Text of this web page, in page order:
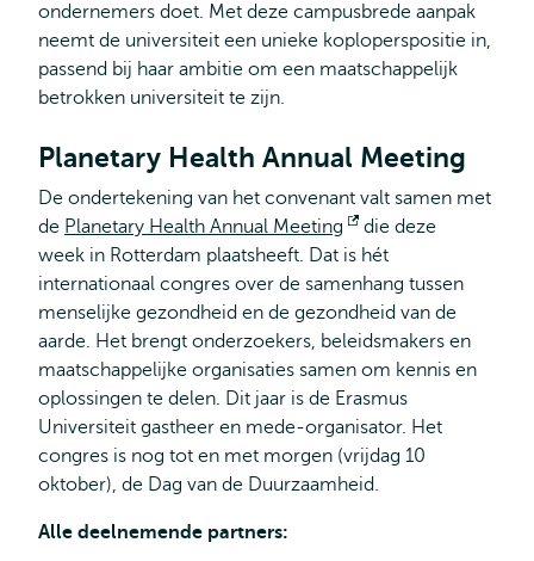
ondernemers doet. Met deze campusbrede aanpak
neemt de universiteit een unieke koploperspositie in,
passend bij haar ambitie om een maatschappelijk
betrokken universiteit te zijn.
Planetary Health Annual Meeting
De ondertekening van het convenant valt samen met
de Planetary Health Annual Meeting
Opent
extern
die deze
week in Rotterdam plaatsheeft. Dat is hét
internationaal congres over de samenhang tussen
menselijke gezondheid en de gezondheid van de
aarde. Het brengt onderzoekers, beleidsmakers en
maatschappelijke organisaties samen om kennis en
oplossingen te delen. Dit jaar is de Erasmus
Universiteit gastheer en mede-organisator. Het
congres is nog tot en met morgen (vrijdag 10
oktober), de Dag van de Duurzaamheid.
Alle deelnemende partners: